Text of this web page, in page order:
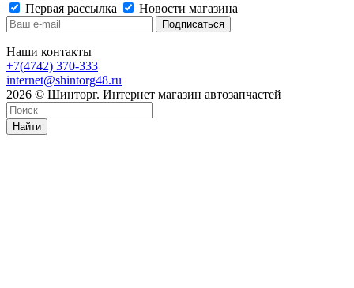
Первая рассылка
Новости магазина
Наши контакты
+7(4742) 370-333
internet@shintorg48.ru
2026 © Шинторг. Интернет магазин автозапчастей
Найти